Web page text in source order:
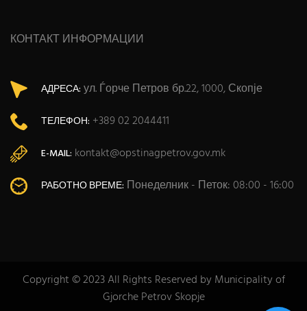
КОНТАКТ ИНФОРМАЦИИ
АДРЕСА: ул. Ѓорче Петров бр.22, 1000, Скопје
ТЕЛЕФОН: +389 02 2044411
E-MAIL: kontakt@opstinagpetrov.gov.mk
РАБОТНО ВРЕМЕ: Понеделник - Петок: 08:00 - 16:00
Copyright © 2023 All Rights Reserved by Municipality of
Gjorche Petrov Skopje